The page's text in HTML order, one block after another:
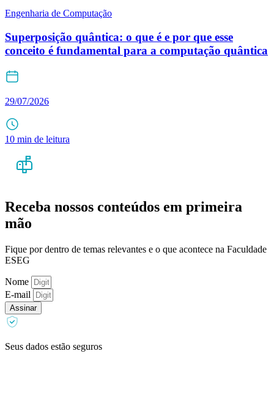
Engenharia de Computação
Superposição quântica: o que é e por que esse
conceito é fundamental para a computação quântica
29/07/2026
10 min de leitura
Receba nossos conteúdos em primeira
mão
Fique por dentro de temas relevantes e o que acontece na Faculdade
ESEG
Nome
E-mail
Assinar
Seus dados estão seguros